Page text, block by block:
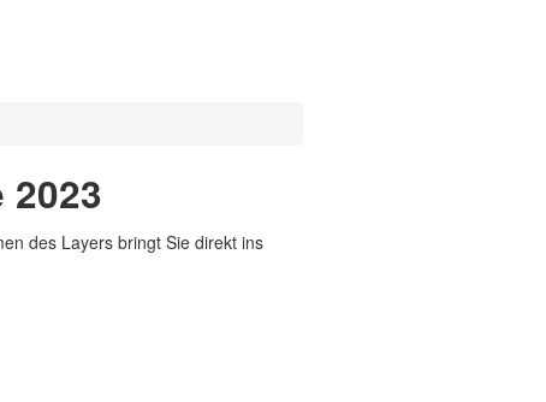
des Layers bringt Sie direkt ins